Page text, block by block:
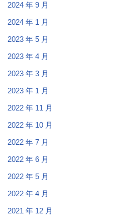
2024 年 9 月
2024 年 1 月
2023 年 5 月
2023 年 4 月
2023 年 3 月
2023 年 1 月
2022 年 11 月
2022 年 10 月
2022 年 7 月
2022 年 6 月
2022 年 5 月
2022 年 4 月
2021 年 12 月